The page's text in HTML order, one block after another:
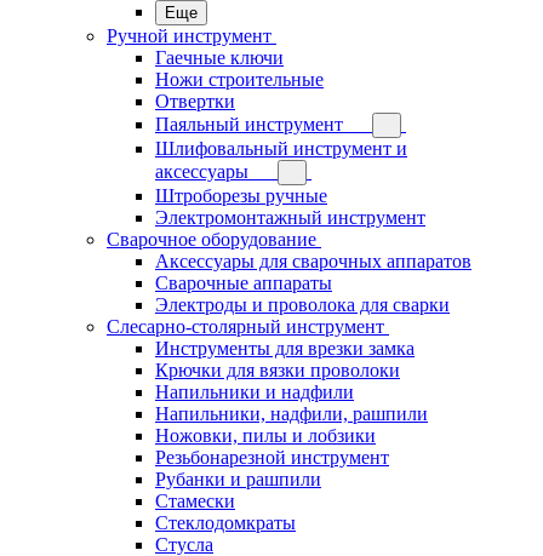
Еще
Ручной инструмент
Гаечные ключи
Ножи строительные
Отвертки
Паяльный инструмент
Шлифовальный инструмент и
аксессуары
Штроборезы ручные
Электромонтажный инструмент
Сварочное оборудование
Аксессуары для сварочных аппаратов
Сварочные аппараты
Электроды и проволока для сварки
Слесарно-столярный инструмент
Инструменты для врезки замка
Крючки для вязки проволоки
Напильники и надфили
Напильники, надфили, рашпили
Ножовки, пилы и лобзики
Резьбонарезной инструмент
Рубанки и рашпили
Стамески
Стеклодомкраты
Стусла